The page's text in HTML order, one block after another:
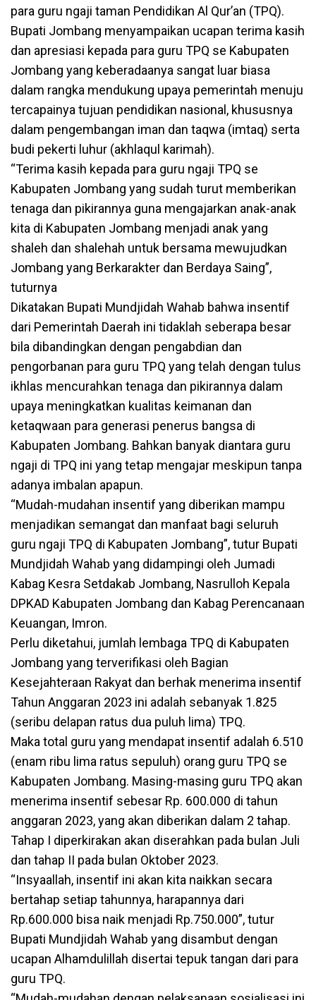
para guru ngaji taman Pendidikan Al Qur’an (TPQ).
Bupati Jombang menyampaikan ucapan terima kasih
dan apresiasi kepada para guru TPQ se Kabupaten
Jombang yang keberadaanya sangat luar biasa
dalam rangka mendukung upaya pemerintah menuju
tercapainya tujuan pendidikan nasional, khususnya
dalam pengembangan iman dan taqwa (imtaq) serta
budi pekerti luhur (akhlaqul karimah).
“Terima kasih kepada para guru ngaji TPQ se
Kabupaten Jombang yang sudah turut memberikan
tenaga dan pikirannya guna mengajarkan anak-anak
kita di Kabupaten Jombang menjadi anak yang
shaleh dan shalehah untuk bersama mewujudkan
Jombang yang Berkarakter dan Berdaya Saing”,
tuturnya
Dikatakan Bupati Mundjidah Wahab bahwa insentif
dari Pemerintah Daerah ini tidaklah seberapa besar
bila dibandingkan dengan pengabdian dan
pengorbanan para guru TPQ yang telah dengan tulus
ikhlas mencurahkan tenaga dan pikirannya dalam
upaya meningkatkan kualitas keimanan dan
ketaqwaan para generasi penerus bangsa di
Kabupaten Jombang. Bahkan banyak diantara guru
ngaji di TPQ ini yang tetap mengajar meskipun tanpa
adanya imbalan apapun.
“Mudah-mudahan insentif yang diberikan mampu
menjadikan semangat dan manfaat bagi seluruh
guru ngaji TPQ di Kabupaten Jombang”, tutur Bupati
Mundjidah Wahab yang didampingi oleh Jumadi
Kabag Kesra Setdakab Jombang, Nasrulloh Kepala
DPKAD Kabupaten Jombang dan Kabag Perencanaan
Keuangan, Imron.
Perlu diketahui, jumlah lembaga TPQ di Kabupaten
Jombang yang terverifikasi oleh Bagian
Kesejahteraan Rakyat dan berhak menerima insentif
Tahun Anggaran 2023 ini adalah sebanyak 1.825
(seribu delapan ratus dua puluh lima) TPQ.
Maka total guru yang mendapat insentif adalah 6.510
(enam ribu lima ratus sepuluh) orang guru TPQ se
Kabupaten Jombang. Masing-masing guru TPQ akan
menerima insentif sebesar Rp. 600.000 di tahun
anggaran 2023, yang akan diberikan dalam 2 tahap.
Tahap I diperkirakan akan diserahkan pada bulan Juli
dan tahap II pada bulan Oktober 2023.
“Insyaallah, insentif ini akan kita naikkan secara
bertahap setiap tahunnya, harapannya dari
Rp.600.000 bisa naik menjadi Rp.750.000”, tutur
Bupati Mundjidah Wahab yang disambut dengan
ucapan Alhamdulillah disertai tepuk tangan dari para
guru TPQ.